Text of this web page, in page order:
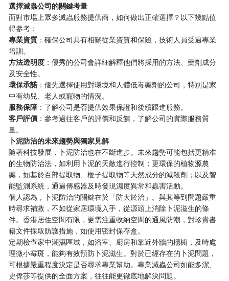
選擇滅蟲公司的關鍵考量
面對市場上眾多滅蟲服務提供商，如何做出正確選擇？以下幾點值
得參考：
專業資質 ：確保公司具有相關從業資質和保險，技術人員受過專業
培訓。
方法透明度 ：優秀的公司會詳細解釋他們將採用的方法、藥劑成分
及安全性。
環保承諾 ：優先選擇使用對環境和人體低毒藥劑的公司，特別是家
中有幼兒、老人或寵物的情況。
服務保障 ：了解公司是否提供效果保證和後續跟進服務。
客戶評價 ：參考過往客戶的評價和反饋，了解公司的實際服務質
量。
卜泥防治的未來趨勢與獨家見解
隨著科技發展，卜泥防治也在不斷進步。未來趨勢可能包括更精准
的生物防治法，如利用卜泥的天敵進行控制；更環保的植物源農
藥，如基於百部提取物、榧子提取物等天然成分的滅殺劑；以及智
能監測系統，通過傳感器及時發現濕度異常和蟲害活動。
個人認為，卜泥防治的關鍵在於「防大於治」。與其等到問題嚴重
時尋求補救，不如從家居環境入手，從源頭上消除卜泥滋生的條
件。香港居住空間有限，更需注重收納空間的通風防潮，對珍貴書
籍文件採取防護措施，如使用密封保存盒。
定期檢查家中潮濕區域，如浴室、廚房和靠近外牆的櫃櫥，及時處
理微小霉斑，能夠有效預防卜泥滋生。對於已經存在的卜泥問題，
可根據嚴重程度決定是否尋求專業幫助。專業滅蟲公司如能多潔、
史偉莎等提供的全面方案，往往能更徹底地解決問題。